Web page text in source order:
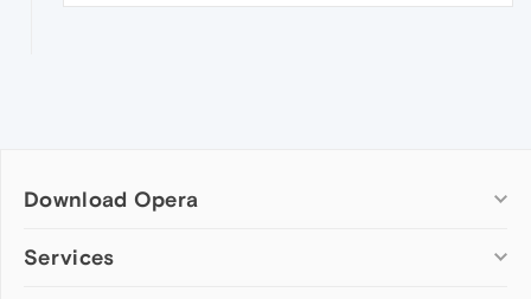
Download Opera
Computer browsers
Services